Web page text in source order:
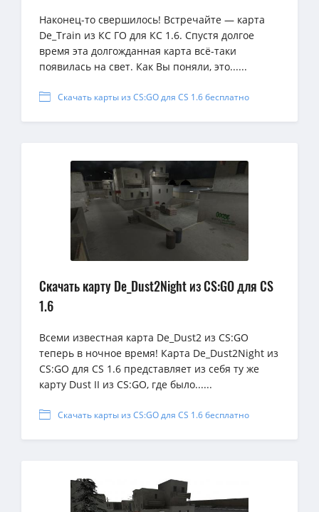
Наконец-то свершилось! Встречайте — карта
De_Train из КС ГО для КС 1.6. Спустя долгое
время эта долгожданная карта всё-таки
появилась на свет. Как Вы поняли, это......
Скачать карты из CS:GO для CS 1.6 бесплатно
Скачать карту De_Dust2Night из CS:GO для CS
1.6
Всеми известная карта De_Dust2 из CS:GO
теперь в ночное время! Карта De_Dust2Night из
CS:GO для CS 1.6 представляет из себя ту же
карту Dust II из CS:GO, где было......
Скачать карты из CS:GO для CS 1.6 бесплатно